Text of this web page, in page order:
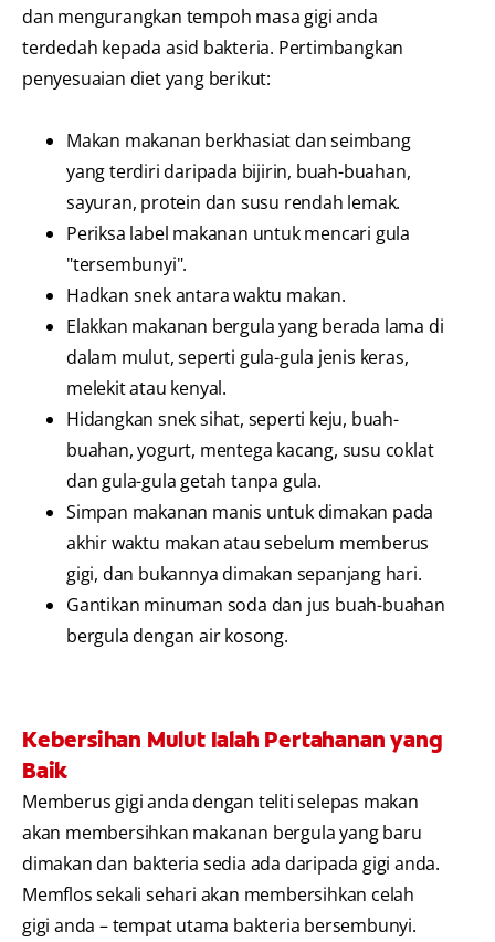
dan mengurangkan tempoh masa gigi anda
terdedah kepada asid bakteria. Pertimbangkan
penyesuaian diet yang berikut:
Makan makanan berkhasiat dan seimbang
yang terdiri daripada bijirin, buah-buahan,
sayuran, protein dan susu rendah lemak.
Periksa label makanan untuk mencari gula
"tersembunyi".
Hadkan snek antara waktu makan.
Elakkan makanan bergula yang berada lama di
dalam mulut, seperti gula-gula jenis keras,
melekit atau kenyal.
Hidangkan snek sihat, seperti keju, buah-
buahan, yogurt, mentega kacang, susu coklat
dan gula-gula getah tanpa gula.
Simpan makanan manis untuk dimakan pada
akhir waktu makan atau sebelum memberus
gigi, dan bukannya dimakan sepanjang hari.
Gantikan minuman soda dan jus buah-buahan
bergula dengan air kosong.
Kebersihan Mulut Ialah Pertahanan yang
Baik
Memberus gigi anda dengan teliti selepas makan
akan membersihkan makanan bergula yang baru
dimakan dan bakteria sedia ada daripada gigi anda.
Memflos sekali sehari akan membersihkan celah
gigi anda – tempat utama bakteria bersembunyi.